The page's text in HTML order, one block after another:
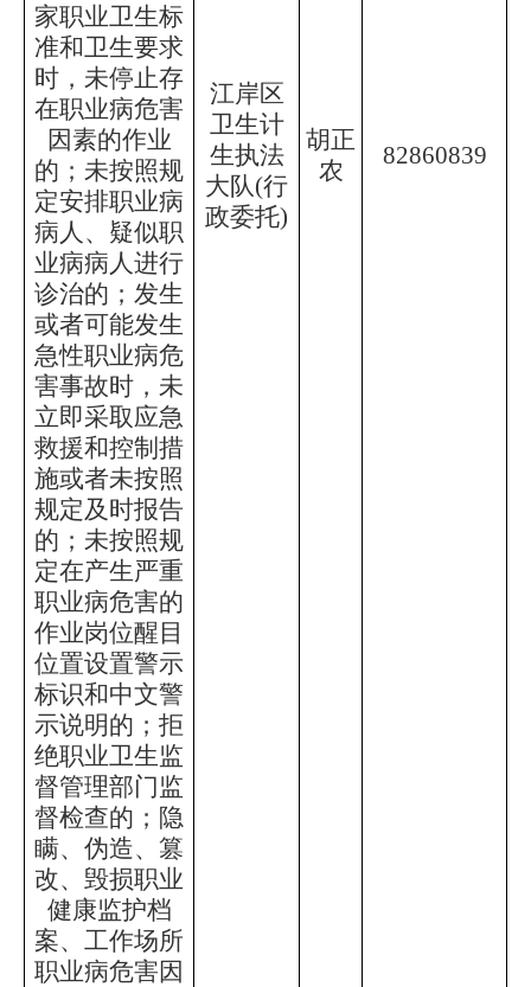
家职业卫生标
准和卫生要求
时，未停止存
在职业病危害
因素的作业
的；未按照规
定安排职业病
病人、疑似职
业病病人进行
诊治的；发生
或者可能发生
急性职业病危
害事故时，未
立即采取应急
救援和控制措
施或者未按照
规定及时报告
的；未按照规
定在产生严重
职业病危害的
作业岗位醒目
位置设置警示
标识和中文警
示说明的；拒
绝职业卫生监
督管理部门监
督检查的；隐
瞒、伪造、篡
改、毁损职业
健康监护档
案、工作场所
职业病危害因
江岸区
卫生计
生执法
大队(行
政委托)
胡正
农
82860839